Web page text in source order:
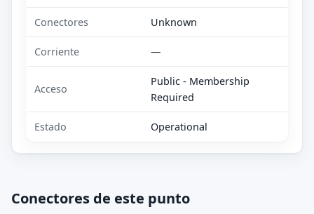
Conectores Unknown
Corriente —
Acceso
Public - Membership
Required
Estado Operational
Conectores de este punto